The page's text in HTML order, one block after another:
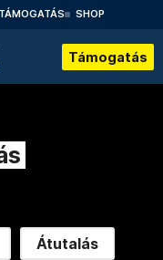
TÁMOGATÁS SHOP
Támogatás
Átutalás